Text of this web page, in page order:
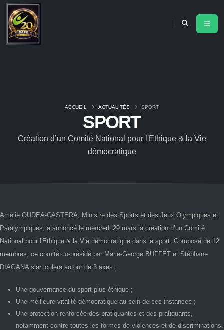
SPORT
Création d’un Comité National pour l'Ethique & la Vie
démocratique
ACCUEIL ACTUALITÉS SPORT
Amélie OUDEA-CASTERA, Ministre des Sports et des Jeux Olympiques et
Paralympiques, a annoncé le mercredi 29 mars la création d’un Comité
National pour l'Ethique & la Vie démocratique dans le sport. Composé de 12
membres, ce comité co-présidé par Marie-George BUFFET et Stéphane
DIAGANA s’articulera autour de 3 axes :
Une gouvernance du sport plus éthique ;
Une meilleure vitalité démocratique au sein de ses instances ;
Une protection renforcée des pratiquantes et des pratiquants,
notamment contre toutes les formes de violences et de discriminations.